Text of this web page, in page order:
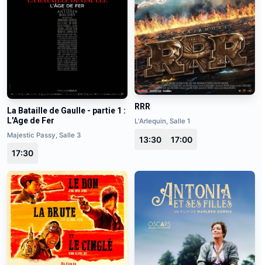
La Bataille de Gaulle - partie 1 :
L'Age de Fer
Majestic Passy, Salle 3
17:30
RRR
L'Arlequin, Salle 1
13:30 17:00